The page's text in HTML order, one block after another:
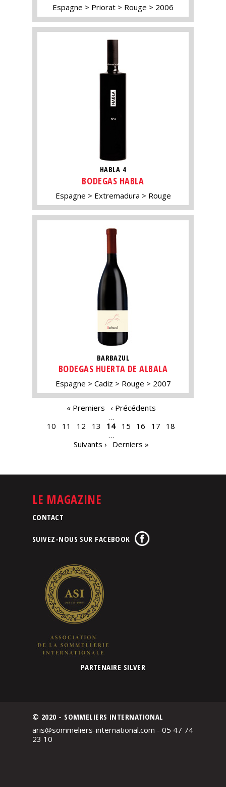
Espagne Priorat Rouge 2006
HABLA 4
BODEGAS HABLA
Espagne Extremadura Rouge
BARBAZUL
BODEGAS HUERTA DE ALBALA
Espagne Cadiz Rouge 2007
« Premiers
‹ Précédents
…
10
11 12 13 14 15 16 17
18
…
Suivants ›
Derniers »
LE MAGAZINE
CONTACT
SUIVEZ-NOUS SUR FACEBOOK
PARTENAIRE SILVER
© 2020 - SOMMELIERS INTERNATIONAL
aris@sommeliers-international.com - 05 47 74
23 10